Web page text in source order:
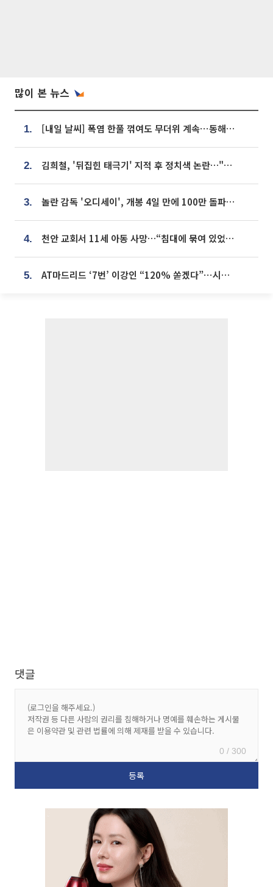
많이 본 뉴스
1. [내일 날씨] 폭염 한풀 꺾여도 무더위 계속⋯동해안 이틀 연속 비
2. 김희철, '뒤집힌 태극기' 지적 후 정치색 논란…"좌우 떠나 우리나라 국기"
3. 놀란 감독 '오디세이', 개봉 4일 만에 100만 돌파⋯'왕사남' 보다 빠르다
4. 천안 교회서 11세 아동 사망…“침대에 묶여 있었다” 진술 확보
5. AT마드리드 ‘7번’ 이강인 “120% 쏟겠다”⋯시메오네 감독 “필요한 선수”
댓글
0 / 300